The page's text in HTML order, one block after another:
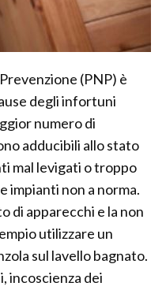
(PNP) è
degli infortuni
numero di
adducibili allo stato
mal levigati o troppo
impianti non a norma.
di apparecchi e la non
utilizzare un
sul lavello bagnato.
incoscienza dei